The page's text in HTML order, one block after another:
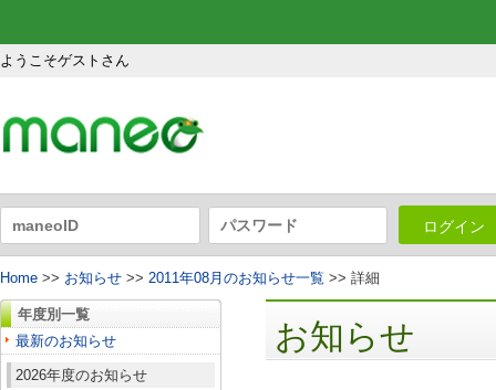
ようこそゲストさん
ログイン
Home >> お知らせ >> 2011年08月のお知らせ一覧 >> 詳細
年度別一覧
最新のお知らせ
2026年度のお知らせ
お知らせ